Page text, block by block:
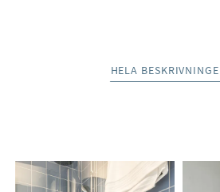
Rymligt, nyare och praktiskt kök med
avställningsytor. Planlösningen
HELA